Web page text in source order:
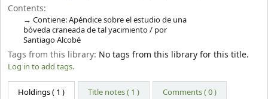
Contents:
Contiene: Apéndice sobre el estudio de una
bóveda craneada de tal yacimiento / por
Santiago Alcobé
Tags from this library: No tags from this library for this title.
Log in to add tags.
Holdings( 1 ) Title notes ( 1 ) Comments ( 0 )